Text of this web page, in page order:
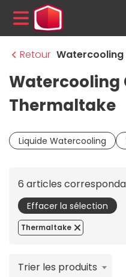
MENU
Retour
Watercooling
Thermaltake
Liquide Watercooling
6 articles
Effacer la sélection
Thermaltake
Trier les produits